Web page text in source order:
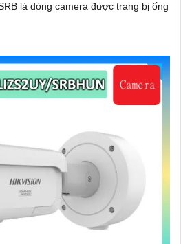
là dòng camera được trang bị ống